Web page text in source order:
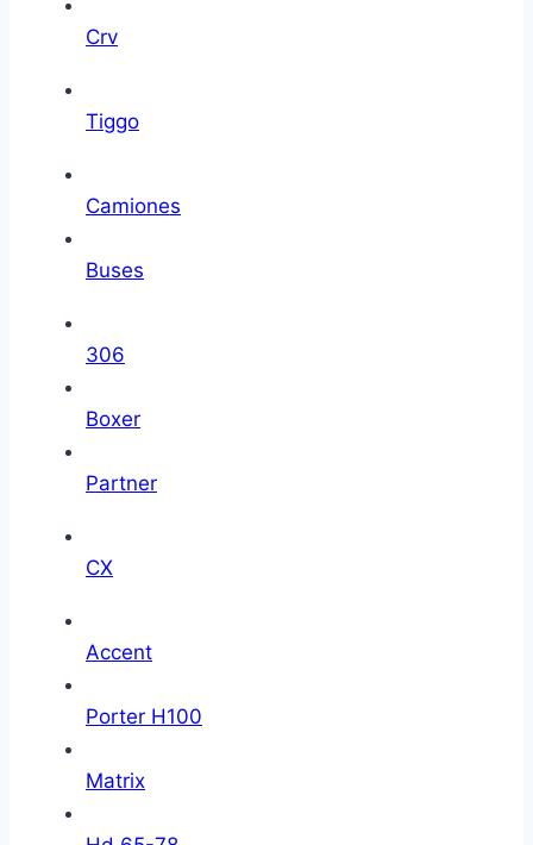
Crv
Tiggo
Camiones
Buses
306
Boxer
Partner
CX
Accent
Porter H100
Matrix